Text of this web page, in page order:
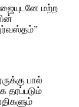
மற்ற
பால்
தரப்படும்